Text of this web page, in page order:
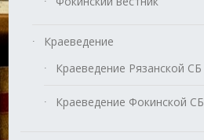
Краеведение
Краеведение Рязанской СБ
Краеведение Фокинской СБ